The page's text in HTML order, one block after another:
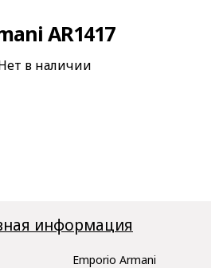
AR1417
в наличии
информация
Emporio Armani